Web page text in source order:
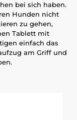
bei sich haben.
Hunden nicht
zu gehen,
Tablett mit
einfach das
am Griff und